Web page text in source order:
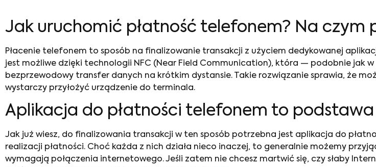
Jak uruchomić płatność telefonem? Na czym
Płacenie telefonem to sposób na finalizowanie transakcji z użyciem dedykowanej
jest możliwe dzięki technologii NFC (Near Field Communication), która — podobnie jak
bezprzewodowy transfer danych na krótkim dystansie. Takie rozwiązanie sprawia, że
wystarczy przyłożyć urządzenie do terminala.
Aplikacja do płatności telefonem to podstawa
Jak już wiesz, do finalizowania transakcji w ten sposób potrzebna jest aplikacja do
realizacji płatności. Choć każda z nich działa nieco inaczej, to generalnie możemy
wymagają połączenia internetowego. Jeśli zatem nie chcesz martwić się, czy słaby